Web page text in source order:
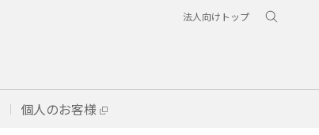
法人向けトップ
個人のお客様